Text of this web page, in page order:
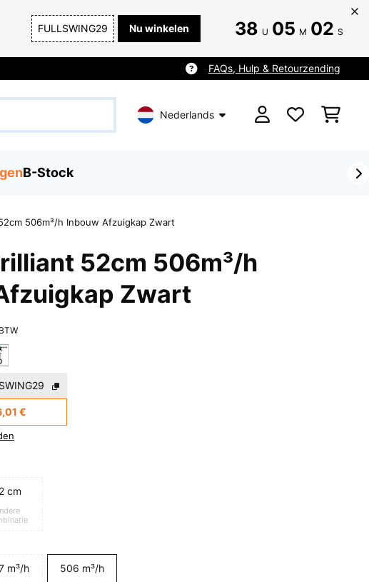
FULLSWING29 Nu winkelen 38 U 05 M 01 S
FAQs, Hulp & Retourzending
Nederlands
B-Stock
506m³/h Inbouw Afzuigkap Zwart
52cm 506m³/h
Zwart
€
cm
m³/h 506 m³/h